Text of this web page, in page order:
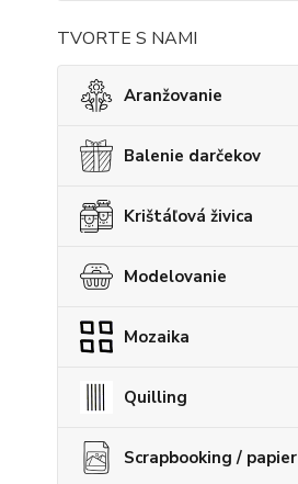
TVORTE S NAMI
Aranžovanie
Balenie darčekov
Krištáľová živica
Modelovanie
Mozaika
Quilling
Scrapbooking / papier